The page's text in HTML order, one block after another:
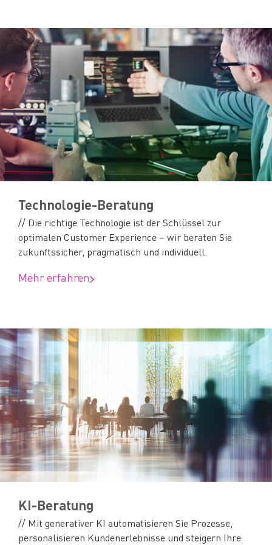
Technologie-Beratung
// Die richtige Technologie ist der Schlüssel zur
optimalen Customer Experience – wir beraten Sie
zukunftssicher, pragmatisch und individuell.
Mehr erfahren
KI-Beratung
// Mit generativer KI automatisieren Sie Prozesse,
personalisieren Kundenerlebnisse und steigern Ihre